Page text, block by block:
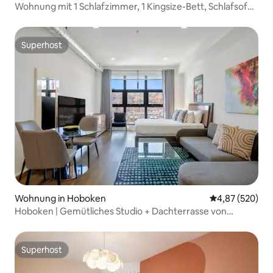
Wohnung mit 1 Schlafzimmer, 1 Kingsize-Bett, Schlafsofa,
Superhost
Superhost
Wohnung in Hoboken
4,87 (520)
Hoboken | Gemütliches Studio + Dachterrasse von
Superhost
Superhost